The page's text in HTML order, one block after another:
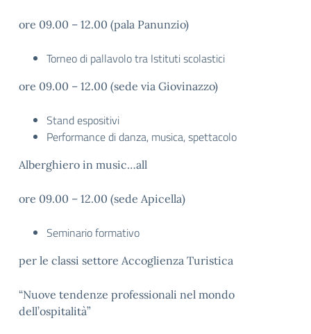
ore 09.00 – 12.00 (pala Panunzio)
Torneo di pallavolo tra Istituti scolastici
ore 09.00 – 12.00 (sede via Giovinazzo)
Stand espositivi
Performance di danza, musica, spettacolo
Alberghiero in music…all
ore 09.00 – 12.00 (sede Apicella)
Seminario formativo
per le classi settore Accoglienza Turistica
“Nuove tendenze professionali nel mondo
dell’ospitalità”